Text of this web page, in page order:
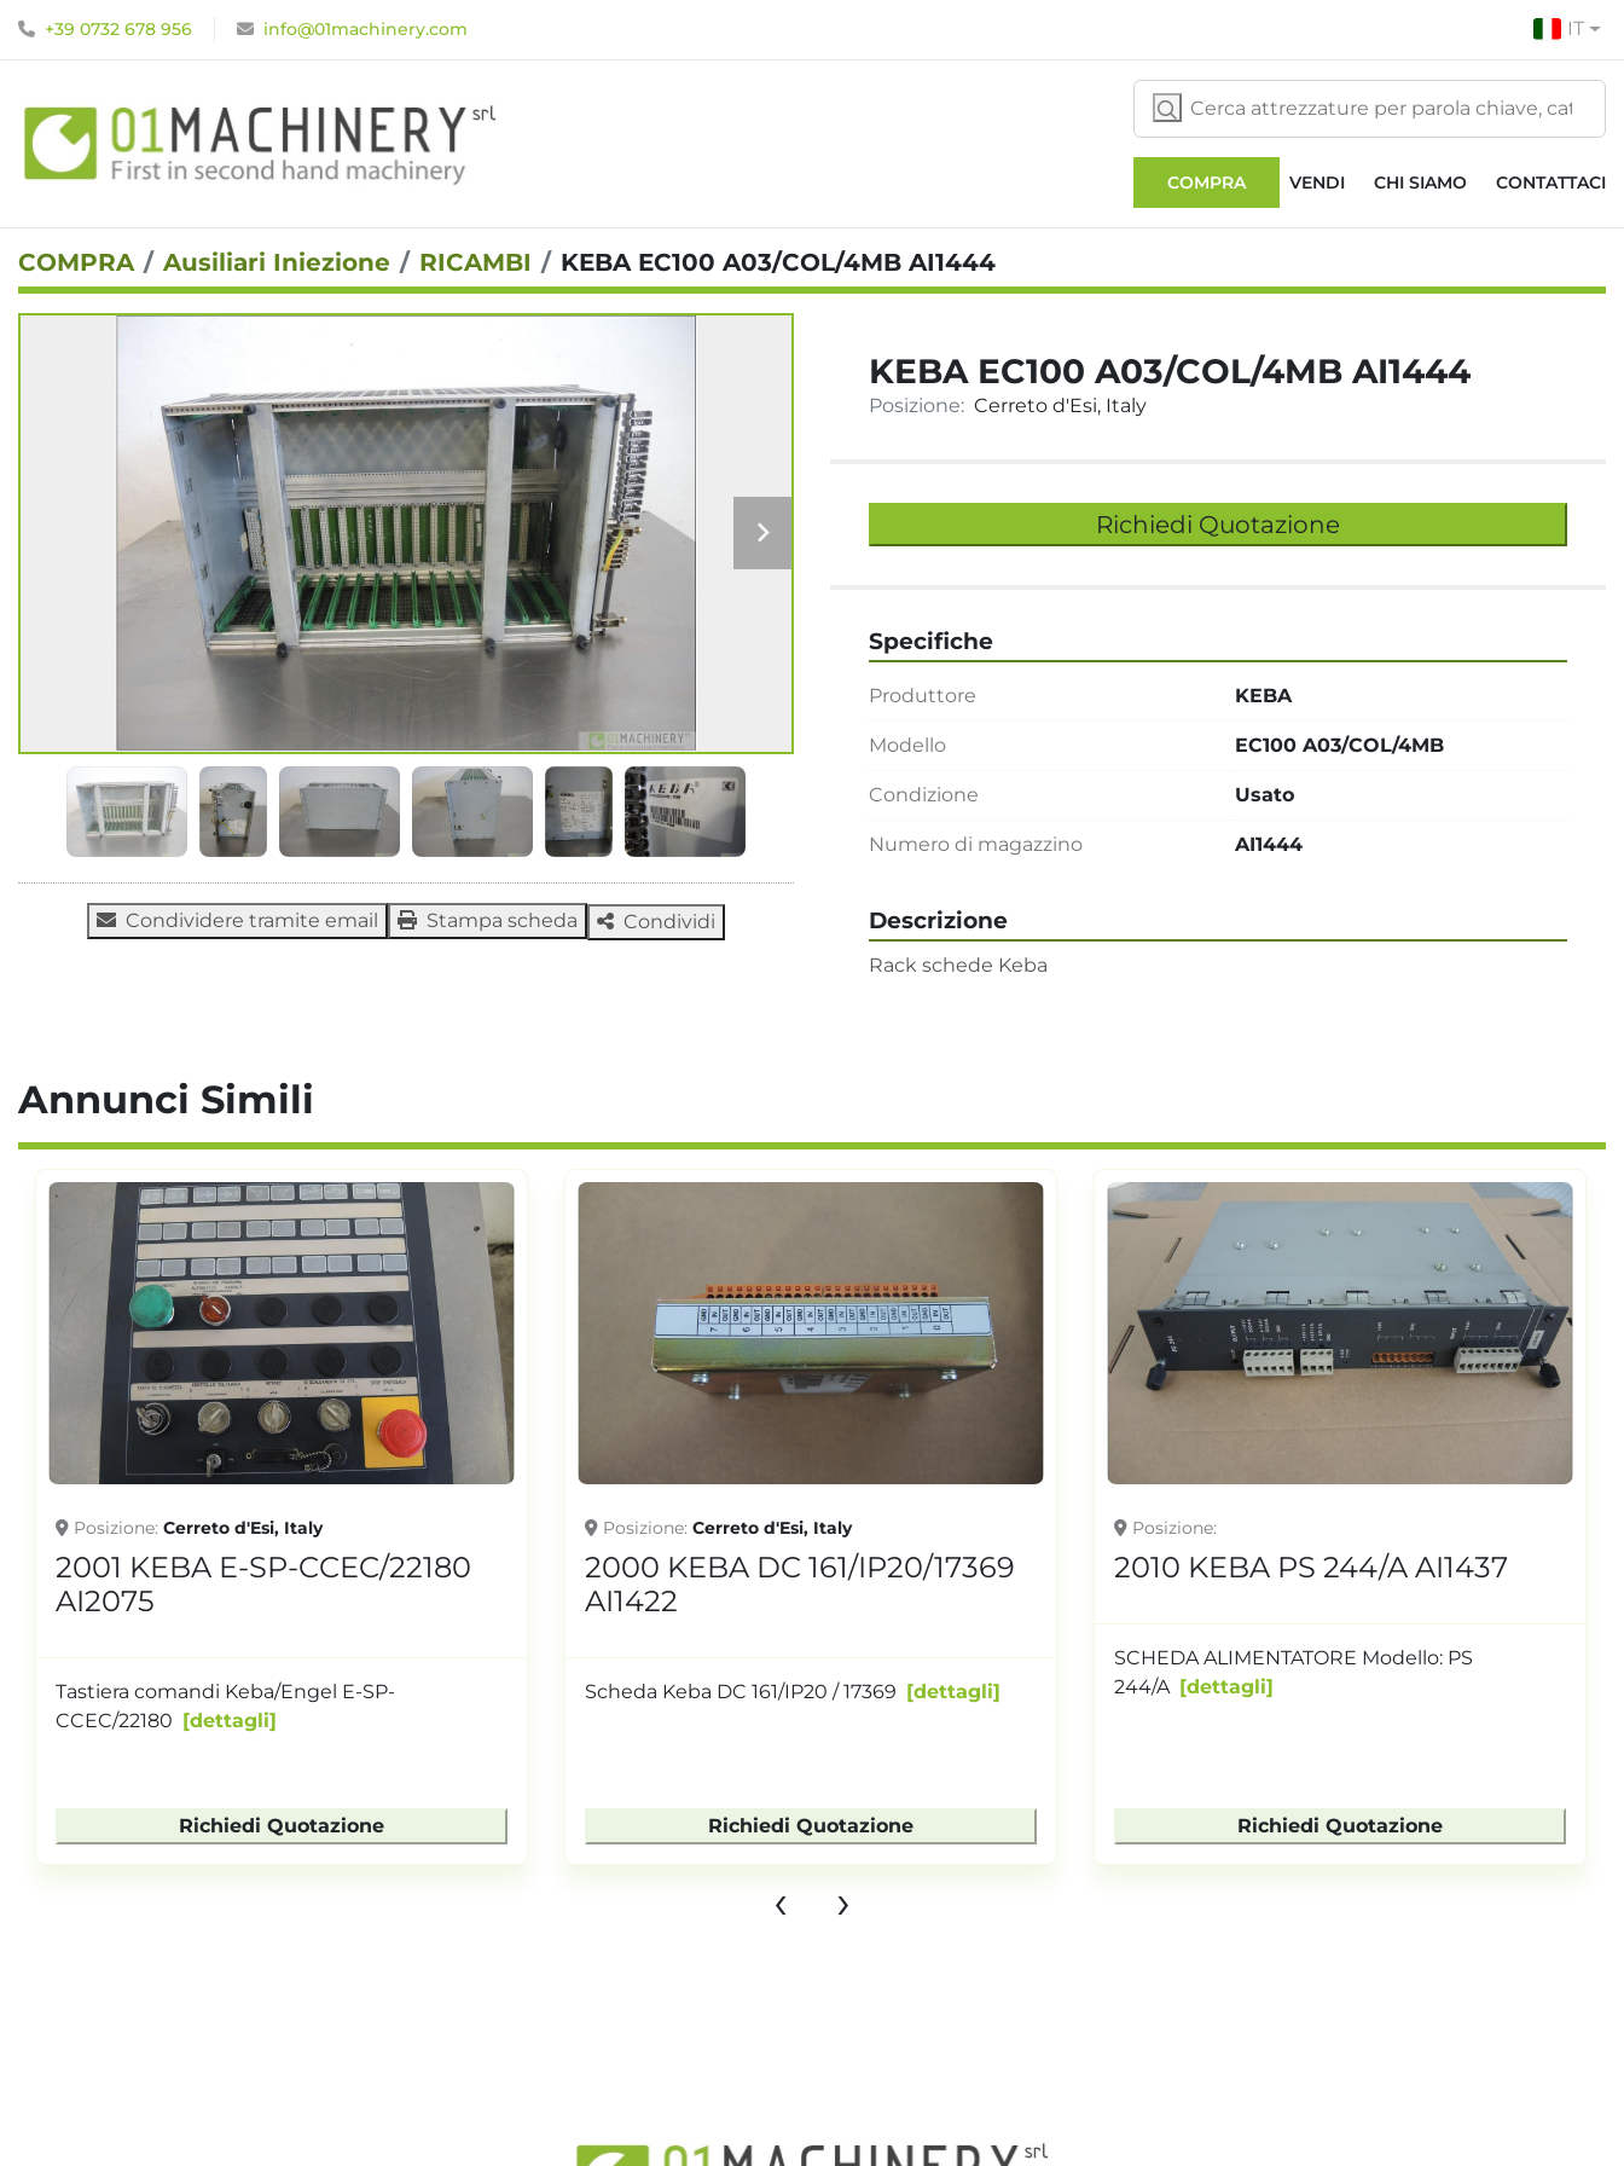
+39 0732 678 956 info@01machinery.com IT
COMPRA VENDI CHI SIAMO CONTATTACI
COMPRA Ausiliari Iniezione RICAMBI KEBA EC100 A03/COL/4MB AI1444
Condividere tramite email Stampa scheda Condividi
KEBA EC100 A03/COL/4MB AI1444
Posizione: Cerreto d'Esi, Italy
Richiedi Quotazione
Descrizione
Rack schede Keba
Specifiche
Produttore KEBA
Modello EC100 A03/COL/4MB
Condizione Usato
Numero di magazzino AI1444
Annunci Simili
Posizione Cerreto d'Esi, Italy
2001 KEBA E-SP-CCEC/22180
AI2075
Tastiera comandi Keba/Engel E-SP-
CCEC/22180
dettagli
Richiedi Quotazione
Posizione Cerreto d'Esi, Italy
2000 KEBA DC 161/IP20/17369
AI1422
Scheda Keba DC 161/IP20 / 17369 dettagli
Richiedi Quotazione
Posizione
2010 KEBA PS 244/A AI1437
SCHEDA ALIMENTATORE Modello: PS
244/A
dettagli
Richiedi Quotazione
‹ ›